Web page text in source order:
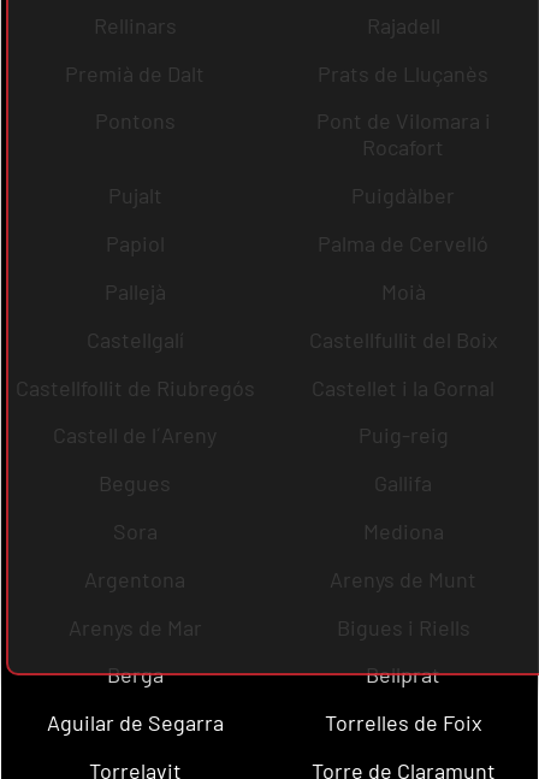
Rellinars
Rajadell
Premià de Dalt
Prats de Lluçanès
Pontons
Pont de Vilomara i
Rocafort
Pujalt
Puigdàlber
Papiol
Palma de Cervelló
Pallejà
Moià
Castellgalí
Castellfullit del Boix
Castellfollit de Riubregós
Castellet i la Gornal
Castell de l´Areny
Puig-reig
Begues
Gallifa
Sora
Mediona
Argentona
Arenys de Munt
Arenys de Mar
Bigues i Riells
Berga
Bellprat
Aguilar de Segarra
Torrelles de Foix
Torrelavit
Torre de Claramunt